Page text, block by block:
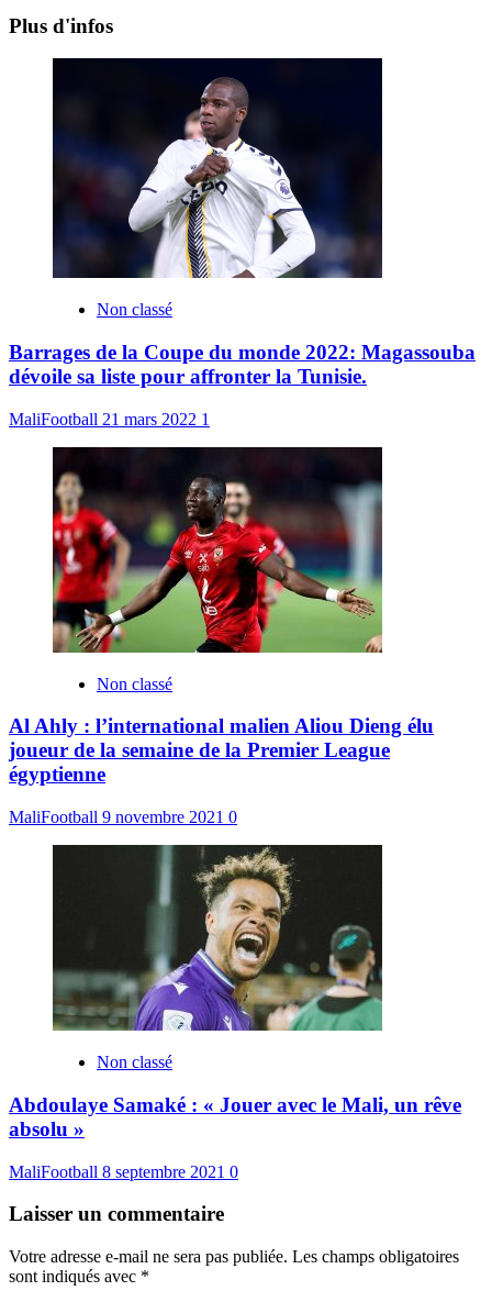
Plus d'infos
Non classé
Barrages de la Coupe du monde 2022: Magassouba
dévoile sa liste pour affronter la Tunisie.
MaliFootball 21 mars 2022 1
Non classé
Al Ahly : l’international malien Aliou Dieng élu
joueur de la semaine de la Premier League
égyptienne
MaliFootball 9 novembre 2021 0
Non classé
Abdoulaye Samaké : « Jouer avec le Mali, un rêve
absolu »
MaliFootball 8 septembre 2021 0
Laisser un commentaire
Votre adresse e-mail ne sera pas publiée. Les champs obligatoires
sont indiqués avec *